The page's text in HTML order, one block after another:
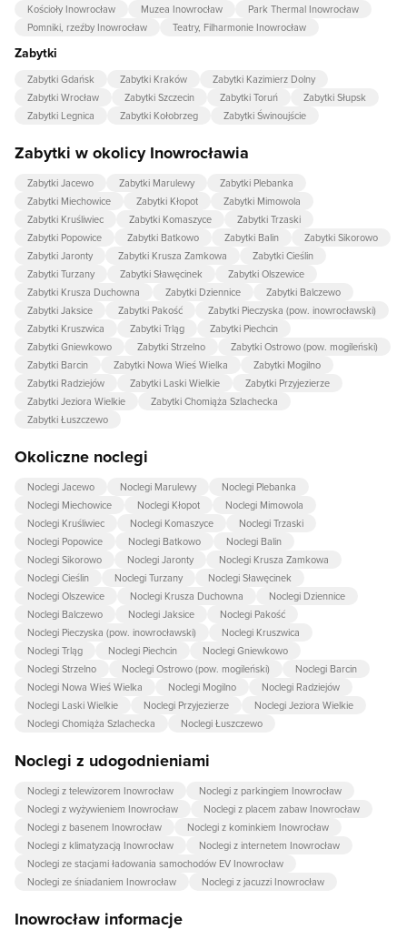
Kościoły Inowrocław
Muzea Inowrocław
Park Thermal Inowrocław
Pomniki, rzeźby Inowrocław
Teatry, Filharmonie Inowrocław
Zabytki
Zabytki Gdańsk Zabytki Kraków
Zabytki Kazimierz Dolny
Zabytki Wrocław
Zabytki Szczecin Zabytki Toruń
Zabytki Słupsk
Zabytki Legnica
Zabytki Kołobrzeg Zabytki Świnoujście
Zabytki w okolicy Inowrocławia
Zabytki Jacewo Zabytki Marulewy
Zabytki Plebanka
Zabytki Miechowice
Zabytki Kłopot
Zabytki Mimowola
Zabytki Kruśliwiec
Zabytki Komaszyce
Zabytki Trzaski
Zabytki Popowice
Zabytki Batkowo Zabytki Balin
Zabytki Sikorowo
Zabytki Jaronty
Zabytki Krusza Zamkowa
Zabytki Cieślin
Zabytki Turzany
Zabytki Sławęcinek
Zabytki Olszewice
Zabytki Krusza Duchowna
Zabytki Dziennice
Zabytki Balczewo
Zabytki Jaksice
Zabytki Pakość
Zabytki Pieczyska (pow. inowrocławski)
Zabytki Kruszwica
Zabytki Trląg
Zabytki Piechcin
Zabytki Gniewkowo
Zabytki Strzelno
Zabytki Ostrowo (pow. mogileński)
Zabytki Barcin
Zabytki Nowa Wieś Wielka
Zabytki Mogilno
Zabytki Radziejów
Zabytki Laski Wielkie
Zabytki Przyjezierze
Zabytki Jeziora Wielkie
Zabytki Chomiąża Szlachecka
Zabytki Łuszczewo
Okoliczne noclegi
Noclegi Jacewo Noclegi Marulewy
Noclegi Plebanka
Noclegi Miechowice
Noclegi Kłopot
Noclegi Mimowola
Noclegi Kruśliwiec
Noclegi Komaszyce
Noclegi Trzaski
Noclegi Popowice
Noclegi Batkowo
Noclegi Balin
Noclegi Sikorowo
Noclegi Jaronty
Noclegi Krusza Zamkowa
Noclegi Cieślin
Noclegi Turzany
Noclegi Sławęcinek
Noclegi Olszewice
Noclegi Krusza Duchowna
Noclegi Dziennice
Noclegi Balczewo
Noclegi Jaksice
Noclegi Pakość
Noclegi Pieczyska (pow. inowrocławski)
Noclegi Kruszwica
Noclegi Trląg
Noclegi Piechcin
Noclegi Gniewkowo
Noclegi Strzelno
Noclegi Ostrowo (pow. mogileński)
Noclegi Barcin
Noclegi Nowa Wieś Wielka
Noclegi Mogilno
Noclegi Radziejów
Noclegi Laski Wielkie
Noclegi Przyjezierze
Noclegi Jeziora Wielkie
Noclegi Chomiąża Szlachecka
Noclegi Łuszczewo
Noclegi z udogodnieniami
Noclegi z telewizorem Inowrocław
Noclegi z parkingiem Inowrocław
Noclegi z wyżywieniem Inowrocław
Noclegi z placem zabaw Inowrocław
Noclegi z basenem Inowrocław
Noclegi z kominkiem Inowrocław
Noclegi z klimatyzacją Inowrocław
Noclegi z internetem Inowrocław
Noclegi ze stacjami ładowania samochodów EV Inowrocław
Noclegi ze śniadaniem Inowrocław
Noclegi z jacuzzi Inowrocław
Inowrocław informacje